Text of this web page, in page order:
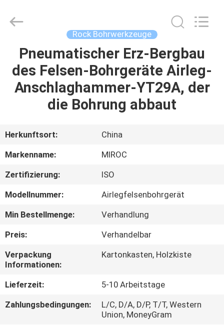
HAUS
PRODUKTE
UNS
AUSFLUG
QUALITÄTSKONTROLLE
TRETEN
SIE
MIT
UNS
Rock Bohrwerkzeuge
Pneumatischer Erz-Bergbau
des Felsen-Bohrgeräte Airleg-
Anschlaghammer-YT29A, der
die Bohrung abbaut
Herkunftsort:
China
Markenname:
MIROC
Zertifizierung:
ISO
Modellnummer:
Airlegfelsenbohrgerät
Min Bestellmenge:
Verhandlung
Preis:
Verhandelbar
Verpackung
Informationen:
Kartonkasten, Holzkiste
Lieferzeit:
5-10 Arbeitstage
Zahlungsbedingungen:
L/C, D/A, D/P, T/T, Western
Union, MoneyGram